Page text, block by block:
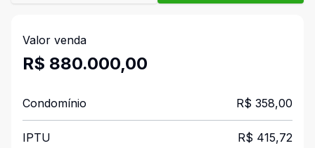
Valor venda
R$ 880.000,00
Condomínio R$ 358,00
IPTU R$ 415,72